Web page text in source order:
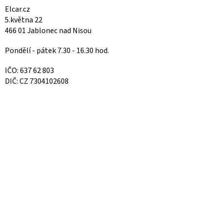
Elcar.cz
5.května 22
466 01 Jablonec nad Nisou
Pondělí - pátek 7.30 - 16.30 hod.
IČO: 637 62 803
DIČ: CZ 7304102608